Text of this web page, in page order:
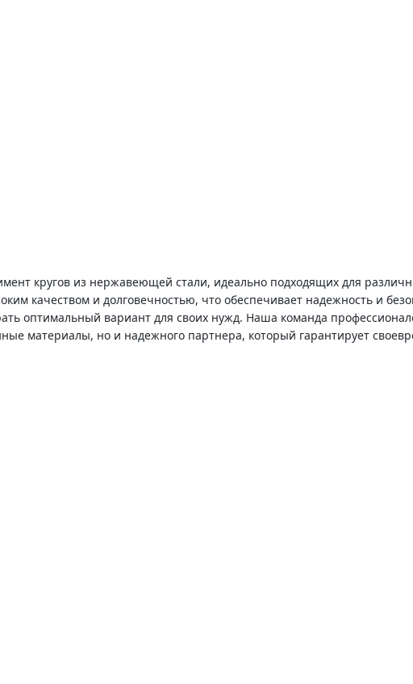
кругов из нержавеющей стали, идеально подходящих для
качеством и долговечностью, что обеспечивает надежность и
оптимальный вариант для своих нужд. Наша команда
материалы, но и надежного партнера, который гарантирует